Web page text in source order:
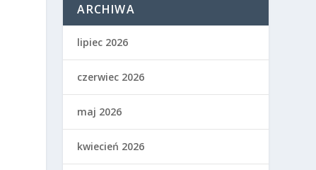
ARCHIWA
lipiec 2026
czerwiec 2026
maj 2026
kwiecień 2026